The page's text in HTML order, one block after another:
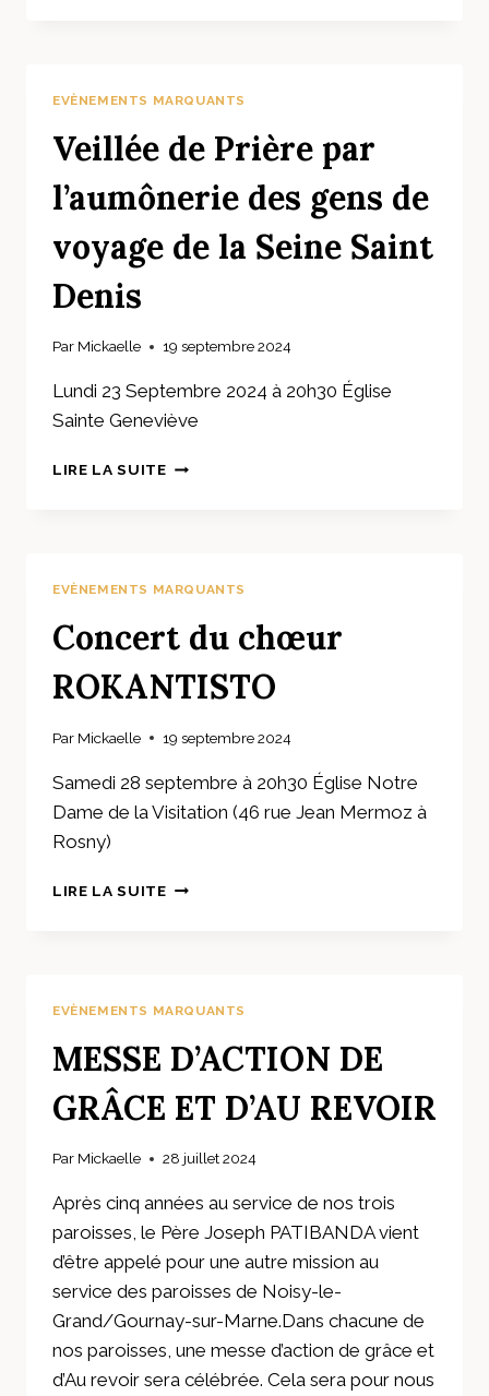
EVÈNEMENTS MARQUANTS
Veillée de Prière par
l’aumônerie des gens de
voyage de la Seine Saint
Denis
Par Mickaelle 19 septembre 2024
Lundi 23 Septembre 2024 à 20h30 Église
Sainte Geneviève
LIRE LA SUITEVEILLÉE
DE
VOYAGE
DE
LA
SAINT
EVÈNEMENTS MARQUANTS
Concert du chœur
ROKANTISTO
Par Mickaelle 19 septembre 2024
Samedi 28 septembre à 20h30 Église Notre
Dame de la Visitation (46 rue Jean Mermoz à
Rosny)
LIRE LA SUITECONCERT
EVÈNEMENTS MARQUANTS
MESSE D’ACTION DE
GRÂCE ET D’AU REVOIR
Par Mickaelle 28 juillet 2024
Après cinq années au service de nos trois
paroisses, le Père Joseph PATIBANDA vient
d’être appelé pour une autre mission au
service des paroisses de Noisy-le-
Grand/Gournay-sur-Marne.Dans chacune de
nos paroisses, une messe d’action de grâce et
d’Au revoir sera célébrée. Cela sera pour nous